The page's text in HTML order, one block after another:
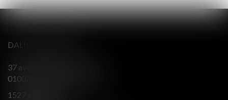
DALILA BERENGER
37 avenue Alsace Lorraine
01003 BOURG EN BRESSE
1527 grande rue